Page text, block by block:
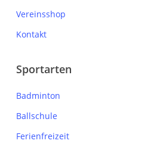
Vereinsshop
Kontakt
Sportarten
Badminton
Ballschule
Ferienfreizeit